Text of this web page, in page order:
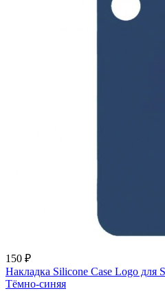
150 ₽
Накладка Silicone Case Logo для
Тёмно-синяя